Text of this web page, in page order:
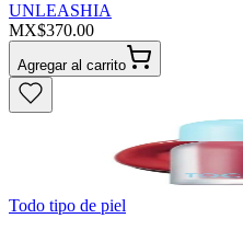
UNLEASHIA
MX$370.00
Agregar al carrito
Todo tipo de piel